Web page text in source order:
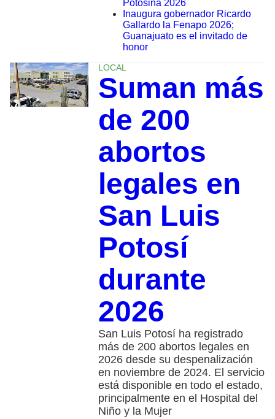
Potosina 2026
Inaugura gobernador Ricardo
Gallardo la Fenapo 2026;
Guanajuato es el invitado de
honor
LOCAL
Suman más
de 200
abortos
legales en
San Luis
Potosí
durante
2026
San Luis Potosí ha registrado
más de 200 abortos legales en
2026 desde su despenalización
en noviembre de 2024. El servicio
está disponible en todo el estado,
principalmente en el Hospital del
Niño y la Mujer